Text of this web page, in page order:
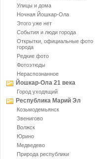
Улицы и дома
Ночная Йошкар-Ола
Этого уже нет
События и люди города
Открытки, официальные фото
города
Редкие фото
Фотоэтюды
Нераспознанное
Йошкар-Ола 21 века
Город уходящий
Республика Марий Эл
Козьмодемьянск
Звенигово
Волжск
Юрино
Медведево
Природа республики